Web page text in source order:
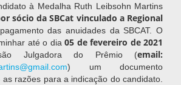
à Medalha Ruth Leibsohn Martins
sócio da SBCat vinculado a Regional
das anuidades da SBCAT. O
até o dia 05 de fevereiro de 2021
Julgadora do Prêmio (email:
) um documento
razões para a indicação do candidato.